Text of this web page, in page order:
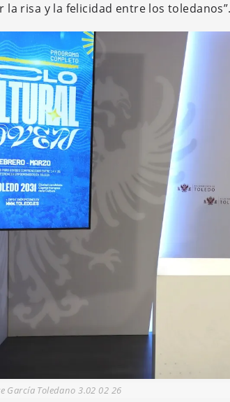
la risa y la felicidad entre los toledanos”.
García Toledano 3.02 02 26